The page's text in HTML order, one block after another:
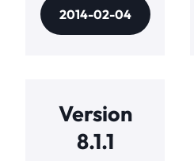
2014-02-04
Version
8.1.1